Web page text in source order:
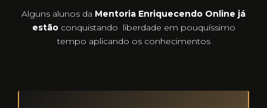
Alguns alunos da Mentoria Enriquecendo Online já
estão conquistando liberdade em pouquíssimo
tempo aplicando os conhecimentos